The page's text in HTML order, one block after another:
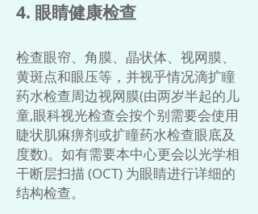
4. 眼睛健康检查
检查眼帘、角膜、晶状体、视网膜、
黄斑点和眼压等，并视乎情况滴扩瞳
药水检查周边视网膜(由两岁半起的儿
童,眼科视光检查会按个别需要会使用
睫状肌痳痹剂或扩瞳药水检查眼底及
度数)。如有需要本中心更会以光学相
干断层扫描 (OCT) 为眼睛进行详细的
结构检查。